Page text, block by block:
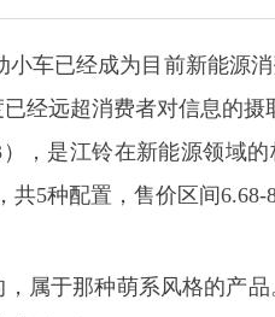
车已经成为目前新能源
经远超消费者对信息的
，是江铃在新能源领域
5种配置，售价区间6.68-
属于那种萌系风格的产